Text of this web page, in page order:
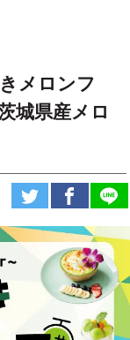
メロンフ
城県産メロ